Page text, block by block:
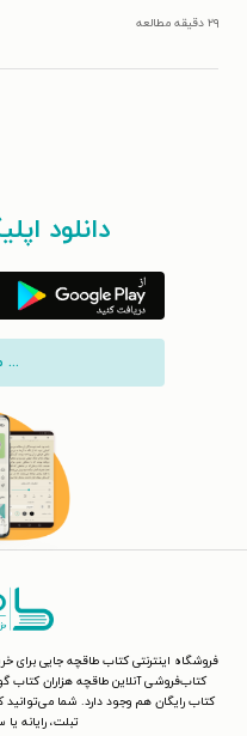
۲۹ دقیقه مطالعه
دانلود
...
فروشگاه اینترنتی کتاب طاقچه جایی برای
کتاب‌فروشی آنلاین طاقچه هزاران کتاب
کتاب رایگان هم وجود دارد. شما می‌توانید
تبلت، رایانه